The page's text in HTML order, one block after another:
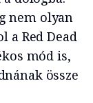
nem olyan
a Red Dead
mód is,
össze